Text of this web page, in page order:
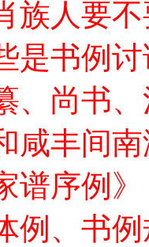
族人要
是书例
、尚书
咸丰间
谱序例
例、书